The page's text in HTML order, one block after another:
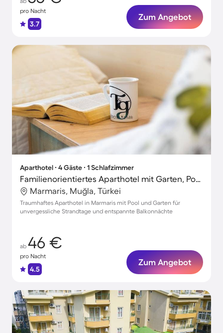
pro Nacht
3.7
Zum Angebot
Aparthotel ∙ 4 Gäste ∙ 1 Schlafzimmer
Familienorientiertes Aparthotel mit Garten, Pool und Terrasse | Poolblick | Nah am Strand | Perfekt für die Arbeit von Zuhause
Marmaris, Muğla, Türkei
Traumhaftes Aparthotel in Marmaris mit Pool und Garten für
unvergessliche Strandtage und entspannte Balkonnächte
ab 46 €
pro Nacht
4.5
Zum Angebot